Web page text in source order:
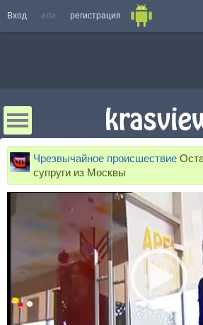
Вход или регистрация
Чрезвычайное происшествие
супруги из Москвы